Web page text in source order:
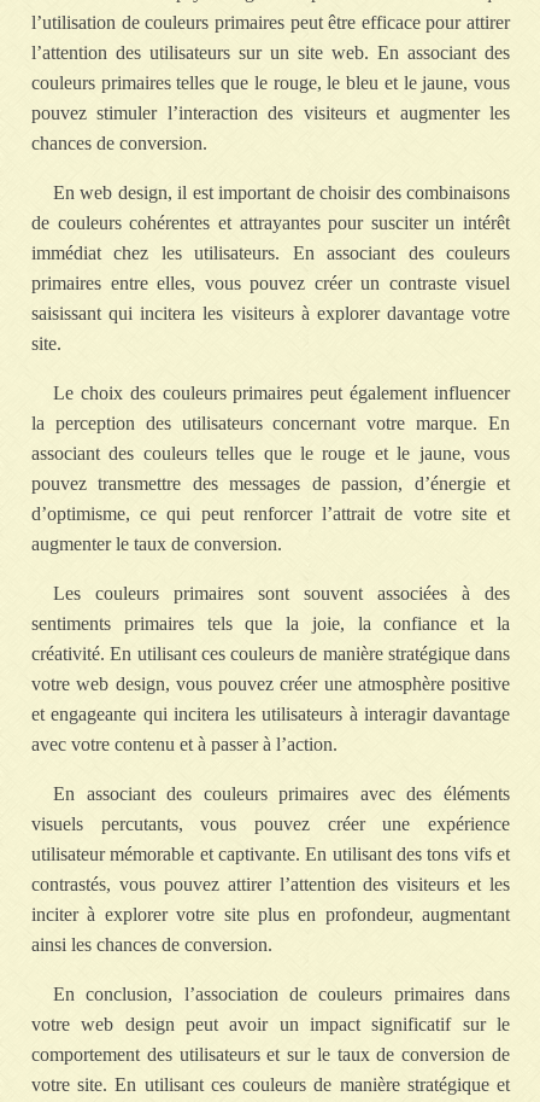
l’utilisation de couleurs primaires peut être efficace pour attirer
l’attention des utilisateurs sur un site web. En associant des
couleurs primaires telles que le rouge, le bleu et le jaune, vous
pouvez stimuler l’interaction des visiteurs et augmenter les
chances de conversion.
En web design, il est important de choisir des combinaisons
de couleurs cohérentes et attrayantes pour susciter un intérêt
immédiat chez les utilisateurs. En associant des couleurs
primaires entre elles, vous pouvez créer un contraste visuel
saisissant qui incitera les visiteurs à explorer davantage votre
site.
Le choix des couleurs primaires peut également influencer
la perception des utilisateurs concernant votre marque. En
associant des couleurs telles que le rouge et le jaune, vous
pouvez transmettre des messages de passion, d’énergie et
d’optimisme, ce qui peut renforcer l’attrait de votre site et
augmenter le taux de conversion.
Les couleurs primaires sont souvent associées à des
sentiments primaires tels que la joie, la confiance et la
créativité. En utilisant ces couleurs de manière stratégique dans
votre web design, vous pouvez créer une atmosphère positive
et engageante qui incitera les utilisateurs à interagir davantage
avec votre contenu et à passer à l’action.
En associant des couleurs primaires avec des éléments
visuels percutants, vous pouvez créer une expérience
utilisateur mémorable et captivante. En utilisant des tons vifs et
contrastés, vous pouvez attirer l’attention des visiteurs et les
inciter à explorer votre site plus en profondeur, augmentant
ainsi les chances de conversion.
En conclusion, l’association de couleurs primaires dans
votre web design peut avoir un impact significatif sur le
comportement des utilisateurs et sur le taux de conversion de
votre site. En utilisant ces couleurs de manière stratégique et